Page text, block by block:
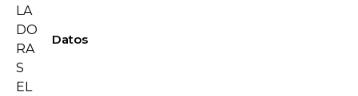
Datos